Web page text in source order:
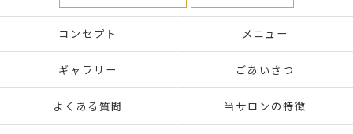
コンセプト メニュー
ギャラリー ごあいさつ
よくある質問 当サロンの特徴